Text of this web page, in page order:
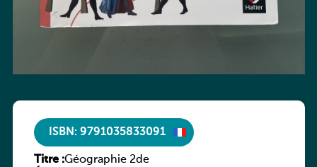
ISBN: 9791035833091
Titre :Géographie 2de